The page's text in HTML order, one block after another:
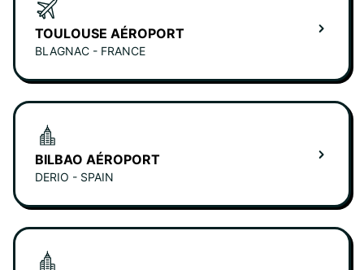
TOULOUSE AÉROPORT
BLAGNAC - FRANCE
BILBAO AÉROPORT
DERIO - SPAIN